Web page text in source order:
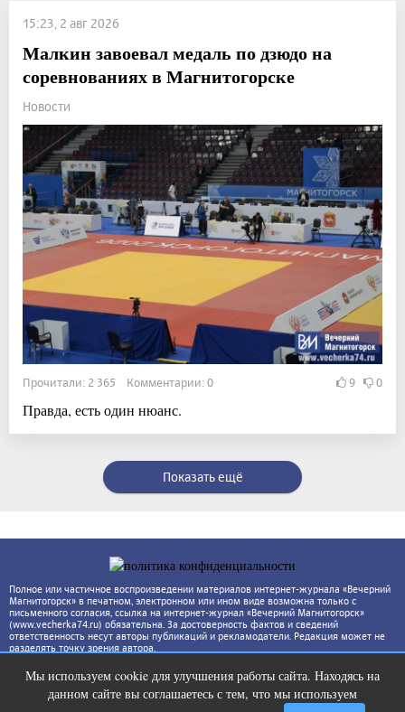
15:23, 2 авг 2026
Малкин завоевал медаль по дзюдо на
соревнованиях в Магнитогорске
Новости
Прочитали: 2 365 Комментарии: 0 9 0
Правда, есть один нюанс.
Показать ещё
Полное или частичное воспроизведении материалов интернет-журнала «Вечерний
Магнитогорск» в печатном, электронном или ином виде возможна только с
письменного согласия, ссылка на интернет-журнал «Вечерний Магнитогорск»
(www.vecherka74.ru) обязательна. За достоверность фактов и сведений
ответственность несут авторы публикаций и рекламодатели. Редакция может не
разделять точку зрения автора.
Мы используем cookie для улучшения работы сайта. Находясь на
данном сайте вы соглашаетесь с тем, что мы используем
Ролик из Омска: вы будете смеяться
долго